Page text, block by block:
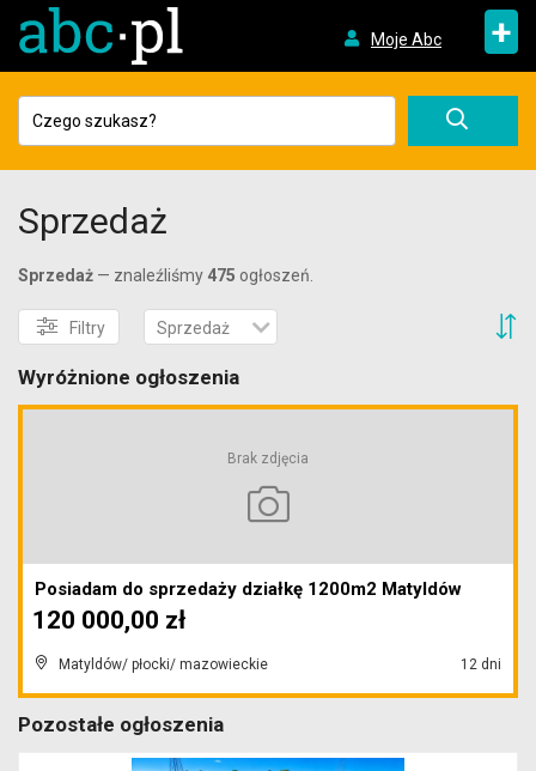
Moje Abc +
Sprzedaż
Sprzedaż — znaleźliśmy 475 ogłoszeń.
Filtry Sprzedaż
Wyróżnione ogłoszenia
Brak zdjęcia
Posiadam do sprzedaży działkę 1200m2 Matyldów
Matyldów/ płocki/ mazowieckie 12 dni
120 000,00 zł
Pozostałe ogłoszenia